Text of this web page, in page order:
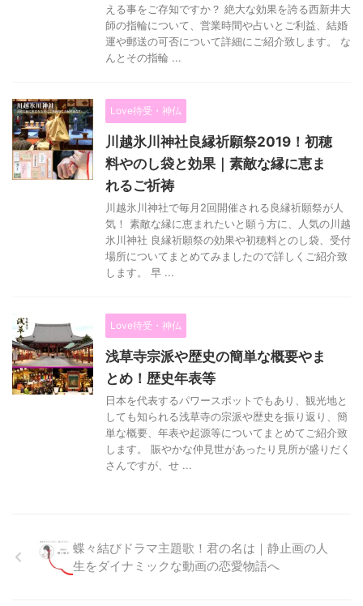
える事をご存知ですか？ 絶大な効果を誇る西新井大
師の指輪について、営業時間や占いとご利益、結婚
運や郵送の可否について詳細にご紹介致します。 な
んとその指輪 ...
Love待受・神仏
川越氷川神社良縁祈願祭2019！初穂
料やのし袋と効果｜素敵な縁に恵ま
れるご祈祷
川越氷川神社で毎月2回開催される良縁祈願祭が人
気！ 素敵な縁に恵まれたいと願う方に、人気の川越
氷川神社 良縁祈願祭の効果や初穂料とのし袋、受付
場所についてまとめてみましたので詳しくご紹介致
します。 早 ...
Love待受・神仏
浅草寺宗派や歴史の簡単な概要やま
とめ！歴史年表等
日本を代表するパワースポットでもあり、観光地と
しても知られる浅草寺の宗派や歴史を振り返り、簡
単な概要、年表や起源等についてまとめてご紹介致
します。 賑やかな仲見世があったり見所が盛りだく
さんですが、せ ...
蝶々結びドラマ主題歌！君の名は｜静止画の人
生をダイナミックな動画の恋愛物語へ